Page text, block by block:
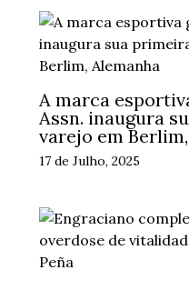
A marca
Assn. inaugura
varejo em
17 de Julho, 2025